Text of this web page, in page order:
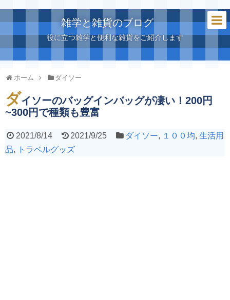
雑学と雑貨のブログ
役に立つ雑学と便利な雑貨をご紹介します
ホーム ダイソー
ダイソーのバッグインバッグが凄い！200円
~300円で種類も豊富
2021/8/14 2021/9/25 ダイソー, １００均,生活用
品, トラベルグッズ